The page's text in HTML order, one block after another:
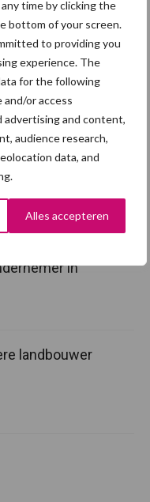
time by clicking the
bottom of your screen.
to providing you
experience. The
for the following
or access
advertising and content,
audience research,
data, and
Alles accepteren
opgave
in
landbouwer